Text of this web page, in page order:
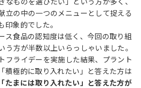
立の中の一つのメニューとして捉える
印象的でした。
ス食品の認知度は低く、今回の取り組
う方が半数以上いらっしゃいました。
フライデーを実施した結果、プラント
積極的に取り入れたい」と答えた方は
「たまには取り入れたい」と答えた方が